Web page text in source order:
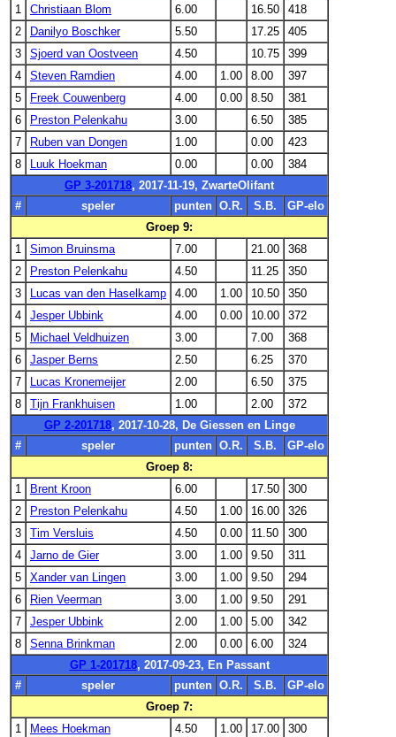
1
Christiaan Blom 6.00 16.50
418
2
Danilyo Boschker 5.50 17.25
405
3
Sjoerd van Oostveen 4.50 10.75
399
4
Steven Ramdien 4.00 1.00 8.00
397
5
Freek Couwenberg 4.00 0.00 8.50
381
6
Preston Pelenkahu 3.00 6.50
385
7
Ruben van Dongen 1.00 0.00
423
8
Luuk Hoekman 0.00 0.00
384
GP 3-201718, 2017-11-19, ZwarteOlifant
#
speler punten O.R. S.B.
GP-elo
Groep 9:
1
Simon Bruinsma 7.00 21.00
368
2
Preston Pelenkahu 4.50 11.25
350
3
Lucas van den Haselkamp 4.00 1.00 10.50
350
4
Jesper Ubbink 4.00 0.00 10.00
372
5
Michael Veldhuizen 3.00 7.00
368
6
Jasper Berns 2.50 6.25
370
7
Lucas Kronemeijer 2.00 6.50
375
8
Tijn Frankhuisen 1.00 2.00
372
GP 2-201718, 2017-10-28, De Giessen en Linge
#
speler punten O.R. S.B.
GP-elo
Groep 8:
1
Brent Kroon 6.00 17.50
300
2
Preston Pelenkahu 4.50 1.00 16.00
326
3
Tim Versluis 4.50 0.00 11.50
300
4
Jarno de Gier 3.00 1.00 9.50
311
5
Xander van Lingen 3.00 1.00 9.50
294
6
Rien Veerman 3.00 1.00 9.50
291
7
Jesper Ubbink 2.00 1.00 5.00
342
8
Senna Brinkman 2.00 0.00 6.00
324
GP 1-201718, 2017-09-23, En Passant
#
speler punten O.R. S.B.
GP-elo
Groep 7:
1
Mees Hoekman 4.50 1.00 17.00 300